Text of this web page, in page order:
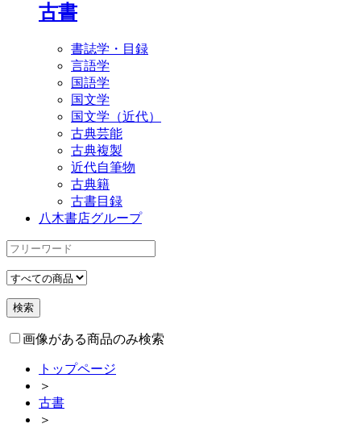
古書
書誌学・目録
言語学
国語学
国文学
国文学（近代）
古典芸能
古典複製
近代自筆物
古典籍
古書目録
八木書店グループ
画像がある商品のみ検索
トップページ
＞
古書
＞